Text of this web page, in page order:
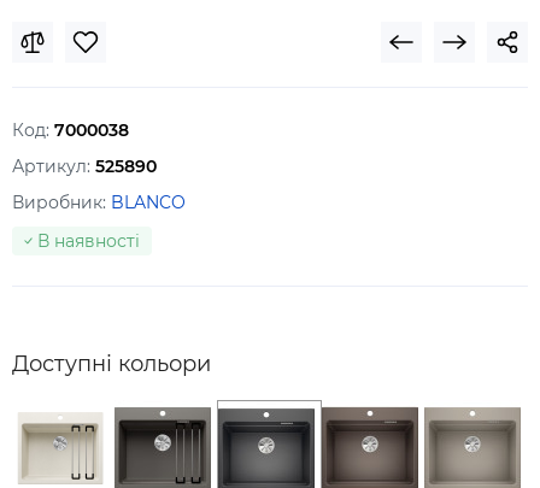
Код: 7000038
Артикул: 525890
Виробник: BLANCO
В наявності
Доступні кольори